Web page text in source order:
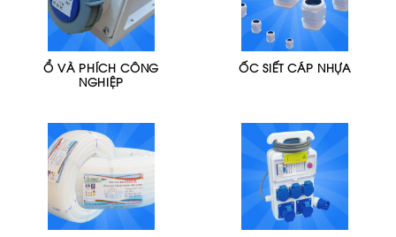
Ổ VÀ PHÍCH CÔNG
NGHIỆP
ỐC SIẾT CÁP NHỰA